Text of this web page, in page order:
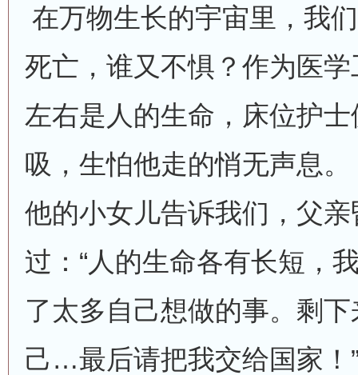
在万物生长的宇宙里，我
死亡，谁又不惧？作为医
左右是人的生命，床位护
吸，生怕他走的悄无声息。
他的小女儿告诉我们，父
过：“人的生命各有长短，
了太多自己想做的事。剩
己…最后请把我交给国家！